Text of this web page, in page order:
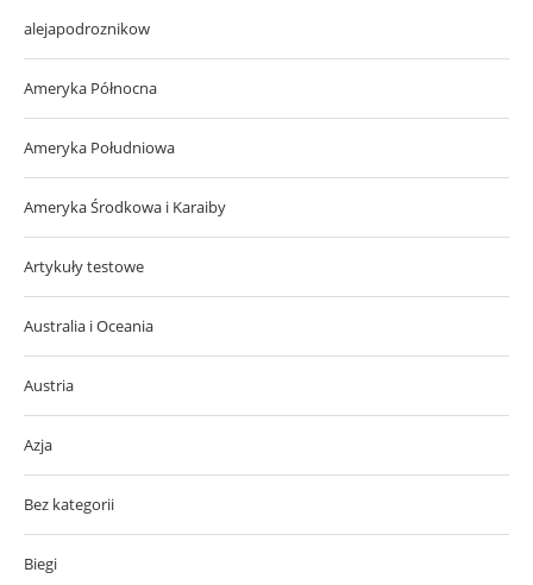
alejapodroznikow
Ameryka Północna
Ameryka Południowa
Ameryka Środkowa i Karaiby
Artykuły testowe
Australia i Oceania
Austria
Azja
Bez kategorii
Biegi